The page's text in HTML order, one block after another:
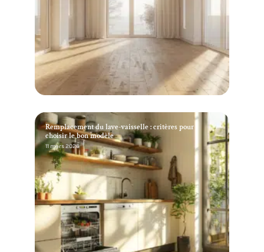
Remplacement du lave-vaisselle : critères pour
choisir le bon modèle
11 mars 2026